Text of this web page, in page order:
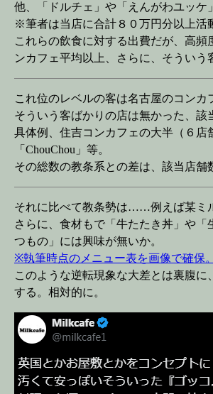
他、「ドルチェ」や「えんがわユッケ
※筆者は当店に合計８０万円分以上活
これらの飲食に対する出費だが、高
ンカフェ平均以上、さらに、そういう
これ位のレベルの客は名古屋のコンカ
そういう客ばかりの店は無かった、該
具体例、住吉コンカフェの大半（６店
「ChouChou」等。
その総数の教条系との差は、該当
それに比べて教条勢は……例えば某ミ
さらに、食材もで「牛たたき丼」や
つもの」には興味が無いか。
※執筆時点のメニュー表を画像で確保
このような逆転現象な大差とは裏腹
する。相対的に。